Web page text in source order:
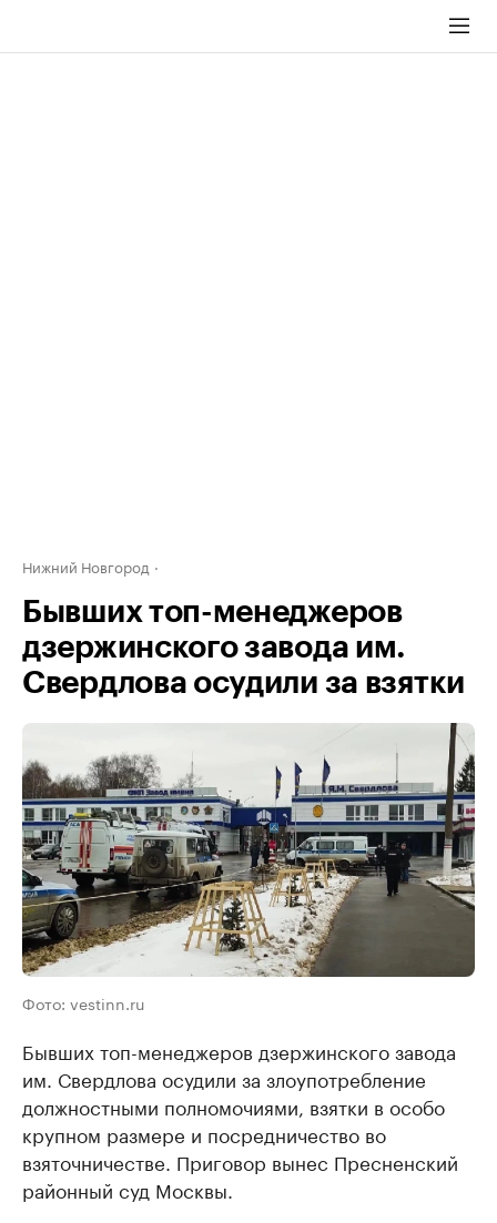
Нижний Новгород
Бывших топ-менеджеров
дзержинского завода им.
Свердлова осудили за взятки
Фото: vestinn.ru
Бывших топ-менеджеров дзержинского завода
им. Свердлова осудили за злоупотребление
должностными полномочиями, взятки в особо
крупном размере и посредничество во
взяточничестве. Приговор вынес Пресненский
районный суд Москвы.